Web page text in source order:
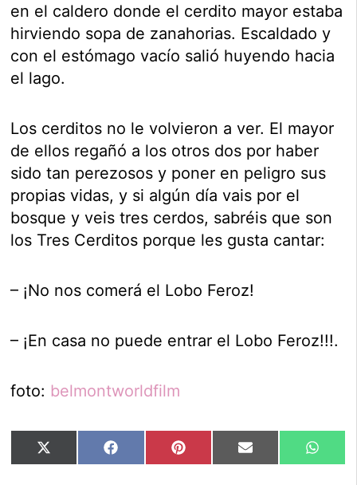
en el caldero donde el cerdito mayor estaba
hirviendo sopa de zanahorias. Escaldado y
con el estómago vacío salió huyendo hacia
el lago.
Los cerditos no le volvieron a ver. El mayor
de ellos regañó a los otros dos por haber
sido tan perezosos y poner en peligro sus
propias vidas, y si algún día vais por el
bosque y veis tres cerdos, sabréis que son
los Tres Cerditos porque les gusta cantar:
– ¡No nos comerá el Lobo Feroz!
– ¡En casa no puede entrar el Lobo Feroz!!!.
foto: belmontworldfilm
Compartir
en
X
(Twitter)
Compartir
en
Facebook Compartir
en
Pinterest Compartir
en
Email
en